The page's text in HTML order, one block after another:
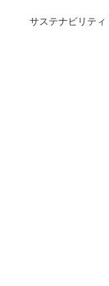
サステナビリティ